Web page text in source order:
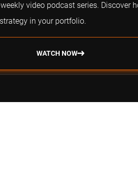
video podcast series.
in your portfolio.
WATCH NOW